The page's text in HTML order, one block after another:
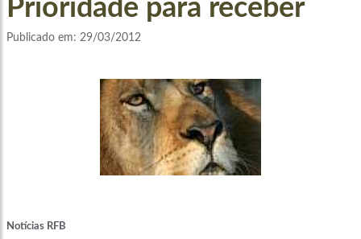
Prioridade para receber
Publicado em: 29/03/2012
Notícias RFB